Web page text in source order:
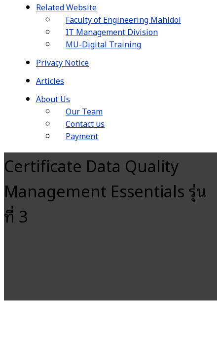
Related Website
Faculty of Engineering Mahidol
IT Management Division
MU-Digital Training
Privacy Notice
Articles
About Us
Our Team
Contact us
Payment
Certificate Data Quality
Management Essentials รุ่น
ที่ 3